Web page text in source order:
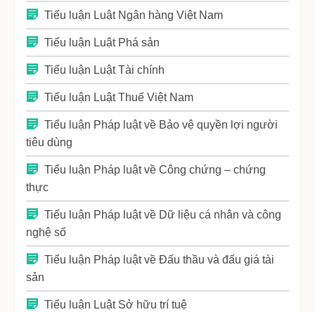
Tiểu luận Luật Ngân hàng Việt Nam
Tiểu luận Luật Phá sản
Tiểu luận Luật Tài chính
Tiểu luận Luật Thuế Việt Nam
Tiểu luận Pháp luật về Bảo vệ quyền lợi người
tiêu dùng
Tiểu luận Pháp luật về Công chứng – chứng
thực
Tiểu luận Pháp luật về Dữ liệu cá nhân và công
nghệ số
Tiểu luận Pháp luật về Đấu thầu và đấu giá tài
sản
Tiểu luận Luật Sở hữu trí tuệ